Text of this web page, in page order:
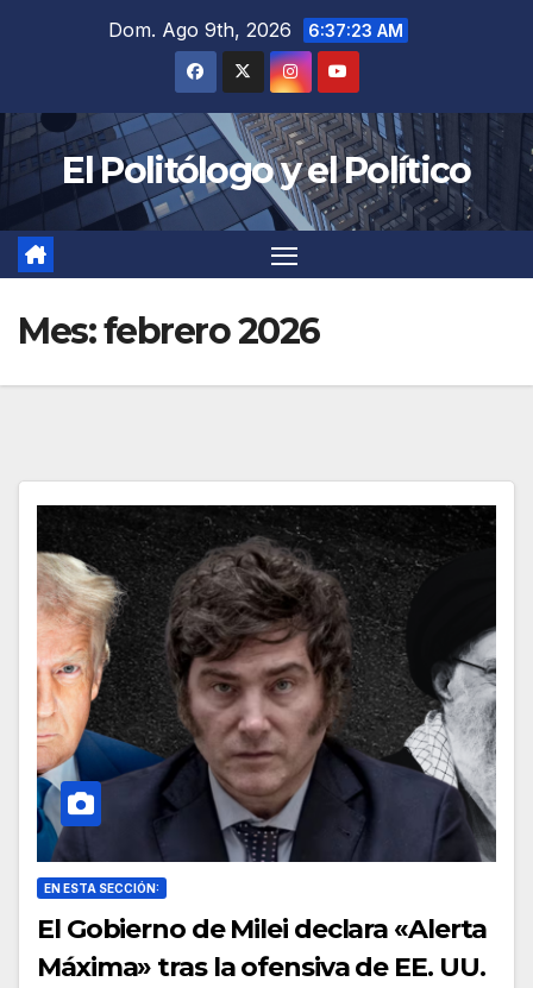
Dom. Ago 9th, 2026 6:37:25 AM
El Politólogo y el Político
Mes:febrero 2026
EN ESTA SECCIÓN:
El Gobierno de Milei declara «Alerta
Máxima» tras la ofensiva de EE. UU.